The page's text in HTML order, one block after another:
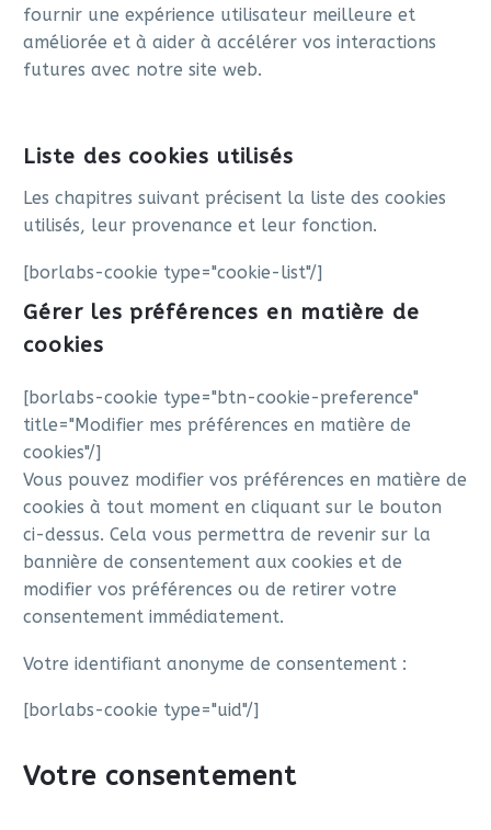
fournir une expérience utilisateur meilleure et
améliorée et à aider à accélérer vos interactions
futures avec notre site web.
Liste des cookies utilisés
Les chapitres suivant précisent la liste des cookies
utilisés, leur provenance et leur fonction.
[borlabs-cookie type="cookie-list"/]
Gérer les préférences en matière de
cookies
[borlabs-cookie type="btn-cookie-preference"
title="Modifier mes préférences en matière de
cookies"/]
Vous pouvez modifier vos préférences en matière de
cookies à tout moment en cliquant sur le bouton
ci-dessus. Cela vous permettra de revenir sur la
bannière de consentement aux cookies et de
modifier vos préférences ou de retirer votre
consentement immédiatement.
Votre identifiant anonyme de consentement :
[borlabs-cookie type="uid"/]
Votre consentement